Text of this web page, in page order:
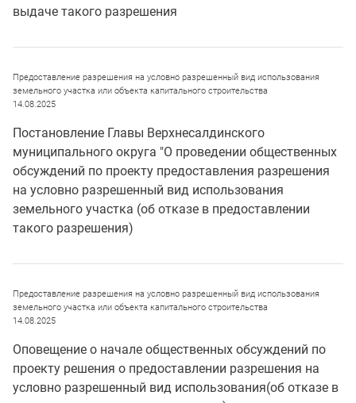
выдаче такого разрешения
Предоставление разрешения на условно разрешенный вид использования
земельного участка или объекта капитального строительства
14.08.2025
Постановление Главы Верхнесалдинского
муниципального округа "О проведении общественных
обсуждений по проекту предоставления разрешения
на условно разрешенный вид использования
земельного участка (об отказе в предоставлении
такого разрешения)
Предоставление разрешения на условно разрешенный вид использования
земельного участка или объекта капитального строительства
14.08.2025
Оповещение о начале общественных обсуждений по
проекту решения о предоставлении разрешения на
условно разрешенный вид использования(об отказе в